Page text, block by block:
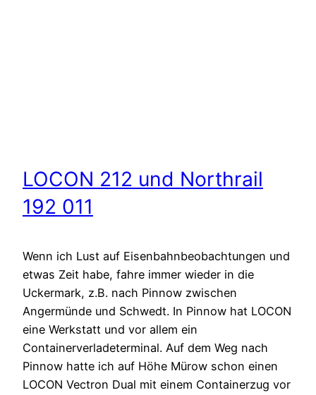
LOCON 212 und Northrail
192 011
Wenn ich Lust auf Eisenbahnbeobachtungen und
etwas Zeit habe, fahre immer wieder in die
Uckermark, z.B. nach Pinnow zwischen
Angermünde und Schwedt. In Pinnow hat LOCON
eine Werkstatt und vor allem ein
Containerverladeterminal. Auf dem Weg nach
Pinnow hatte ich auf Höhe Mürow schon einen
LOCON Vectron Dual mit einem Containerzug vor